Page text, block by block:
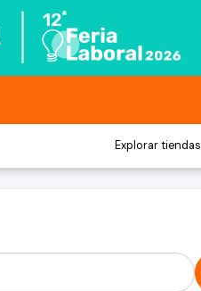
Explorar tiendas